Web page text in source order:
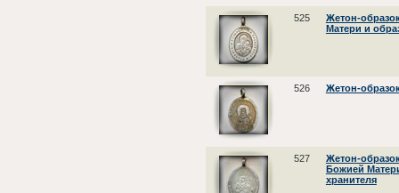
525
Жетон-
Матери и
526 Жетон-
527
Жетон-
Божией
хранителя